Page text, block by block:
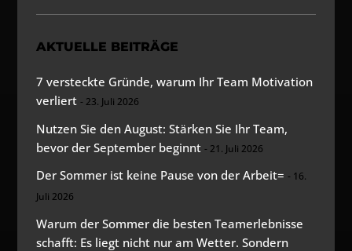
AKTUELLE BEITRÄGE
7 versteckte Gründe, warum Ihr Team Motivation
verliert
23. Juli 2026
Nutzen Sie den August: Stärken Sie Ihr Team,
bevor der September beginnt
21. Juli 2026
Der Sommer ist keine Pause von der Arbeit=
16.
Juli 2026
Warum der Sommer die besten Teamerlebnisse
schafft: Es liegt nicht nur am Wetter. Sondern